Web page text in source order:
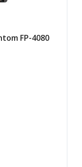
FP-4080